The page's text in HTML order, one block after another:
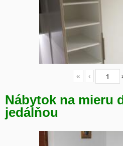
« ‹
Nábytok na mieru
jedálňou